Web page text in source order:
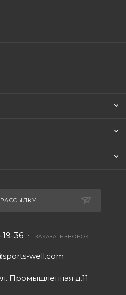
36 ЗАКАЗАТЬ ЗВОНОК
well.com
Промышленная д.11